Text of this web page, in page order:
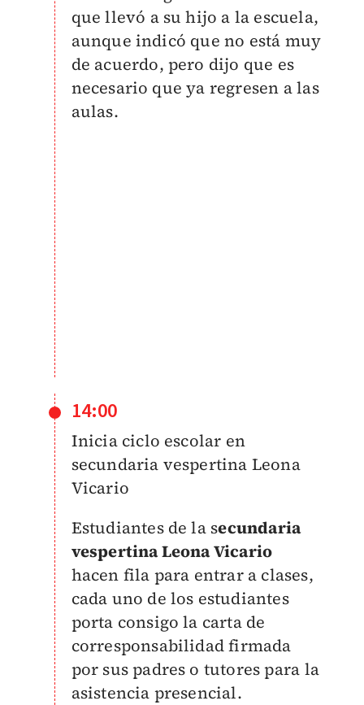
que llevó a su hijo a la escuela,
aunque indicó que no está muy
de acuerdo, pero dijo que es
necesario que ya regresen a las
aulas.
14:00
Inicia ciclo escolar en
secundaria vespertina Leona
Vicario
Estudiantes de la secundaria
vespertina Leona Vicario
hacen fila para entrar a clases,
cada uno de los estudiantes
porta consigo la carta de
corresponsabilidad firmada
por sus padres o tutores para la
asistencia presencial.